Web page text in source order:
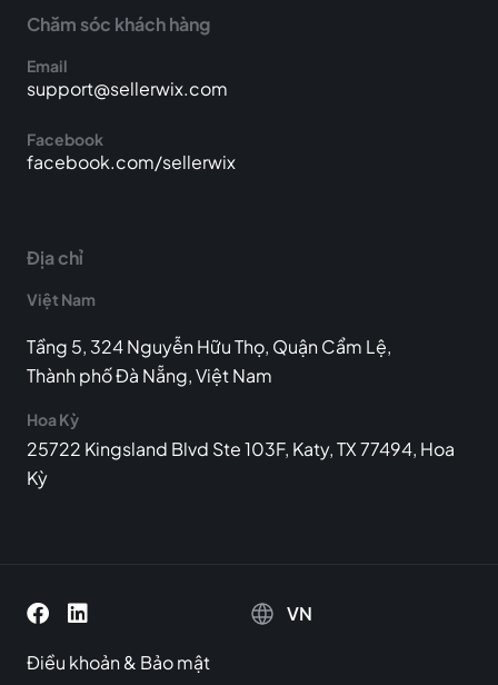
Chăm sóc khách hàng
Email
support@sellerwix.com
Facebook
facebook.com/sellerwix
Địa chỉ
Việt Nam
Tầng 5, 324 Nguyễn Hữu Thọ, Quận Cẩm Lệ,
Thành phố Đà Nẵng, Việt Nam
Hoa Kỳ
25722 Kingsland Blvd Ste 103F, Katy, TX 77494, Hoa
Kỳ
VN
Điều khoản& Bảo mật